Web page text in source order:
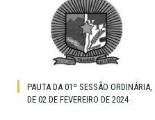
PAUTA DA 01º SESSÃO ORDINÁRIA,
DE 02 DE FEVEREIRO DE 2024